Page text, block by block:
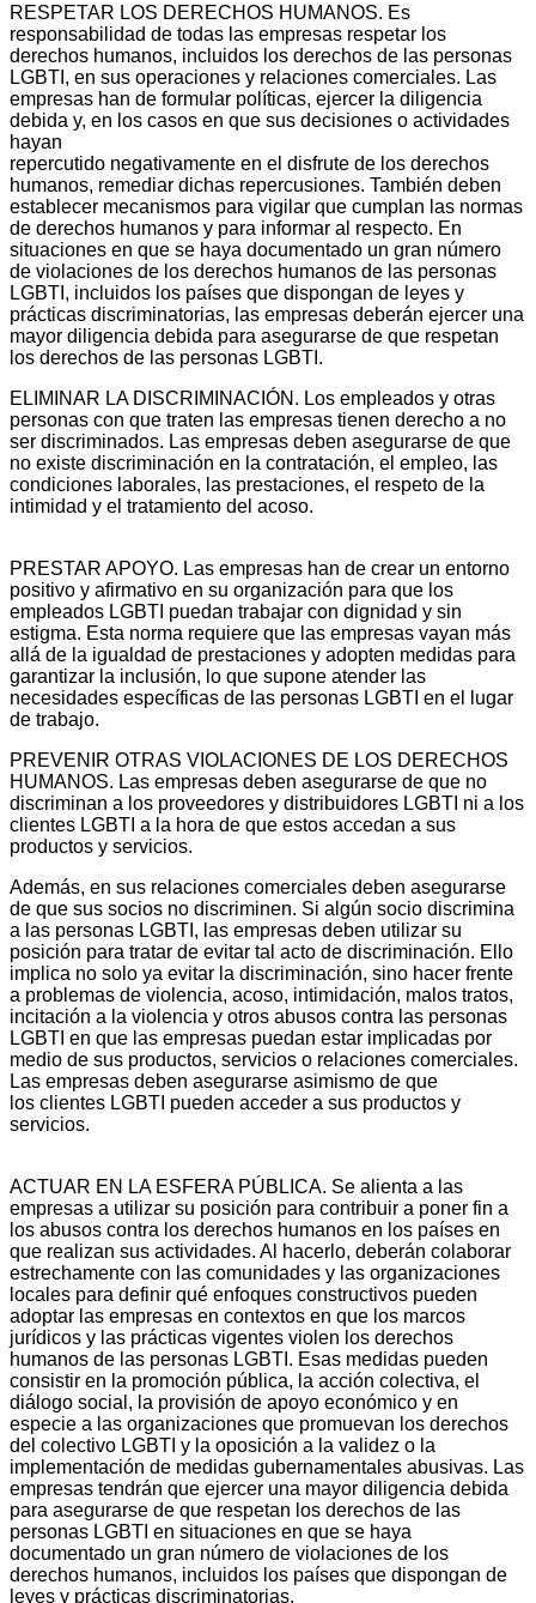
RESPETAR LOS DERECHOS HUMANOS. Es
responsabilidad de todas las empresas respetar los
derechos humanos, incluidos los derechos de las personas
LGBTI, en sus operaciones y relaciones comerciales. Las
empresas han de formular políticas, ejercer la diligencia
debida y, en los casos en que sus decisiones o actividades
hayan
repercutido negativamente en el disfrute de los derechos
humanos, remediar dichas repercusiones. También deben
establecer mecanismos para vigilar que cumplan las normas
de derechos humanos y para informar al respecto. En
situaciones en que se haya documentado un gran número
de violaciones de los derechos humanos de las personas
LGBTI, incluidos los países que dispongan de leyes y
prácticas discriminatorias, las empresas deberán ejercer una
mayor diligencia debida para asegurarse de que respetan
los derechos de las personas LGBTI.
ELIMINAR LA DISCRIMINACIÓN. Los empleados y otras
personas con que traten las empresas tienen derecho a no
ser discriminados. Las empresas deben asegurarse de que
no existe discriminación en la contratación, el empleo, las
condiciones laborales, las prestaciones, el respeto de la
intimidad y el tratamiento del acoso.
PRESTAR APOYO. Las empresas han de crear un entorno
positivo y afirmativo en su organización para que los
empleados LGBTI puedan trabajar con dignidad y sin
estigma. Esta norma requiere que las empresas vayan más
allá de la igualdad de prestaciones y adopten medidas para
garantizar la inclusión, lo que supone atender las
necesidades específicas de las personas LGBTI en el lugar
de trabajo.
PREVENIR OTRAS VIOLACIONES DE LOS DERECHOS
HUMANOS. Las empresas deben asegurarse de que no
discriminan a los proveedores y distribuidores LGBTI ni a los
clientes LGBTI a la hora de que estos accedan a sus
productos y servicios.
Además, en sus relaciones comerciales deben asegurarse
de que sus socios no discriminen. Si algún socio discrimina
a las personas LGBTI, las empresas deben utilizar su
posición para tratar de evitar tal acto de discriminación. Ello
implica no solo ya evitar la discriminación, sino hacer frente
a problemas de violencia, acoso, intimidación, malos tratos,
incitación a la violencia y otros abusos contra las personas
LGBTI en que las empresas puedan estar implicadas por
medio de sus productos, servicios o relaciones comerciales.
Las empresas deben asegurarse asimismo de que
los clientes LGBTI pueden acceder a sus productos y
servicios.
ACTUAR EN LA ESFERA PÚBLICA. Se alienta a las
empresas a utilizar su posición para contribuir a poner fin a
los abusos contra los derechos humanos en los países en
que realizan sus actividades. Al hacerlo, deberán colaborar
estrechamente con las comunidades y las organizaciones
locales para definir qué enfoques constructivos pueden
adoptar las empresas en contextos en que los marcos
jurídicos y las prácticas vigentes violen los derechos
humanos de las personas LGBTI. Esas medidas pueden
consistir en la promoción pública, la acción colectiva, el
diálogo social, la provisión de apoyo económico y en
especie a las organizaciones que promuevan los derechos
del colectivo LGBTI y la oposición a la validez o la
implementación de medidas gubernamentales abusivas. Las
empresas tendrán que ejercer una mayor diligencia debida
para asegurarse de que respetan los derechos de las
personas LGBTI en situaciones en que se haya
documentado un gran número de violaciones de los
derechos humanos, incluidos los países que dispongan de
leyes y prácticas discriminatorias.